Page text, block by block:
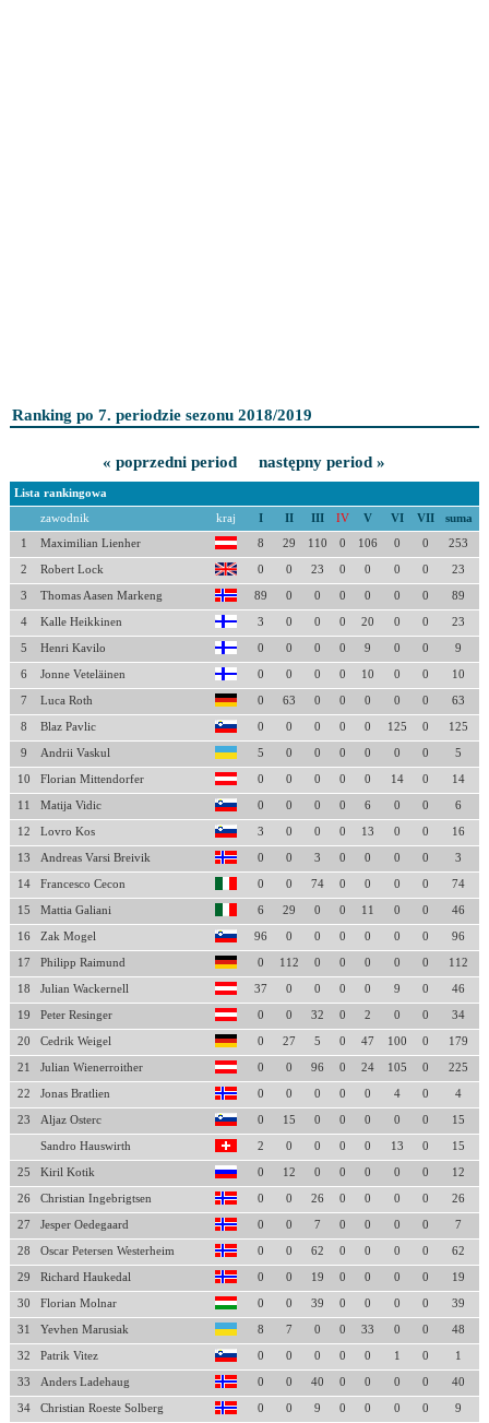
Ranking po 7. periodzie sezonu 2018/2019
« poprzedni period następny period »
Lista rankingowa
zawodnik kraj I II III IV V VI VII suma
1 Maximilian Lienher 8 29 110 0 106 0 0 253
2 Robert Lock 0 0 23 0 0 0 0 23
3 Thomas Aasen Markeng 89 0 0 0 0 0 0 89
4 Kalle Heikkinen 3 0 0 0 20 0 0 23
5 Henri Kavilo 0 0 0 0 9 0 0 9
6 Jonne Veteläinen 0 0 0 0 10 0 0 10
7 Luca Roth 0 63 0 0 0 0 0 63
8 Blaz Pavlic 0 0 0 0 0 125 0 125
9 Andrii Vaskul 5 0 0 0 0 0 0 5
10 Florian Mittendorfer 0 0 0 0 0 14 0 14
11 Matija Vidic 0 0 0 0 6 0 0 6
12 Lovro Kos 3 0 0 0 13 0 0 16
13 Andreas Varsi Breivik 0 0 3 0 0 0 0 3
14 Francesco Cecon 0 0 74 0 0 0 0 74
15 Mattia Galiani 6 29 0 0 11 0 0 46
16 Zak Mogel 96 0 0 0 0 0 0 96
17 Philipp Raimund 0 112 0 0 0 0 0 112
18 Julian Wackernell 37 0 0 0 0 9 0 46
19 Peter Resinger 0 0 32 0 2 0 0 34
20 Cedrik Weigel 0 27 5 0 47 100 0 179
21 Julian Wienerroither 0 0 96 0 24 105 0 225
22 Jonas Bratlien 0 0 0 0 0 4 0 4
23 Aljaz Osterc 0 15 0 0 0 0 0 15
Sandro Hauswirth 2 0 0 0 0 13 0 15
25 Kiril Kotik 0 12 0 0 0 0 0 12
26 Christian Ingebrigtsen 0 0 26 0 0 0 0 26
27 Jesper Oedegaard 0 0 7 0 0 0 0 7
28 Oscar Petersen Westerheim 0 0 62 0 0 0 0 62
29 Richard Haukedal 0 0 19 0 0 0 0 19
30 Florian Molnar 0 0 39 0 0 0 0 39
31 Yevhen Marusiak 8 7 0 0 33 0 0 48
32 Patrik Vitez 0 0 0 0 0 1 0 1
33 Anders Ladehaug 0 0 40 0 0 0 0 40
34 Christian Roeste Solberg 0 0 9 0 0 0 0 9